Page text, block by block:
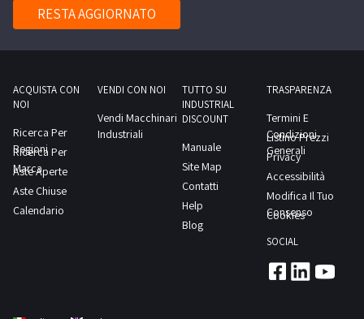
RESTA AGGIORNATO
ACQUISTA CON
NOI
Ricerca Per
Regioni
Ricerca Per
Marca
Aste Aperte
Aste Chiuse
Calendario
VENDI CON NOI
Vendi Macchinari
Industriali
TUTTO SU
INDUSTRIAL
DISCOUNT
Manuale
Site Map
Contatti
Help
Blog
TRASPARENZA
Termini E
Condizioni
Generali
Listino Prezzi
Privacy
Accessibilità
Modifica Il Tuo
Consenso
Cookies
SOCIAL